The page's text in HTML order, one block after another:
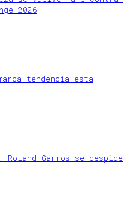
2026
tendencia esta
Garros se despide